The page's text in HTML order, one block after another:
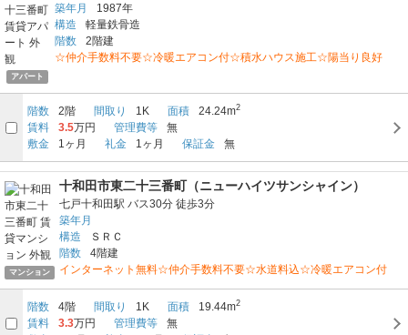
アパート
築年月
1987年
構造
軽量鉄骨造
階数
2階建
☆仲介手数料不要☆冷暖エアコン付☆積水ハウス施工☆陽当り良好
階数 2階 間取り 1K 面積 24.24m2
賃料 3.5万円 管理費等
無
敷金
1ヶ月 礼金 1ヶ月 保証金 無
マンション
十和田市東二十三番町（ニューハイツサンシャイン）
七戸十和田駅 バス30分 徒歩3分
築年月
構造
ＳＲＣ
階数
4階建
インターネット無料☆仲介手数料不要☆水道料込☆冷暖エアコン付
階数 4階 間取り 1K 面積 19.44m2
賃料 3.3万円 管理費等
無